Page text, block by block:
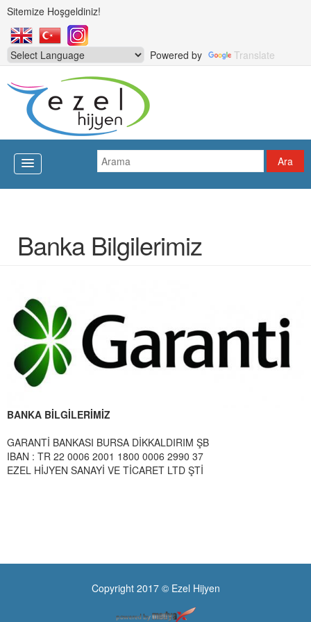
Sitemize Hoşgeldiniz!
Powered by Translate
Banka Bilgilerimiz
BANKA BİLGİLERİMİZ
GARANTİ BANKASI BURSA DİKKALDIRIM ŞB
IBAN : TR 22 0006 2001 1800 0006 2990 37
EZEL HİJYEN SANAYİ VE TİCARET LTD ŞTİ
Copyright 2017 © Ezel Hijyen